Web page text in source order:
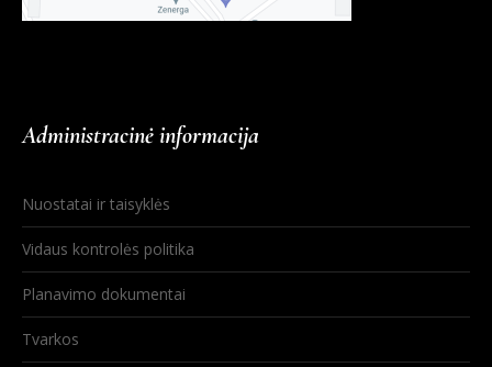
Administracinė informacija
Nuostatai ir taisyklės
Vidaus kontrolės politika
Planavimo dokumentai
Tvarkos